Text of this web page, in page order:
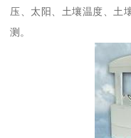
压、太阳、土壤温度、土
测。